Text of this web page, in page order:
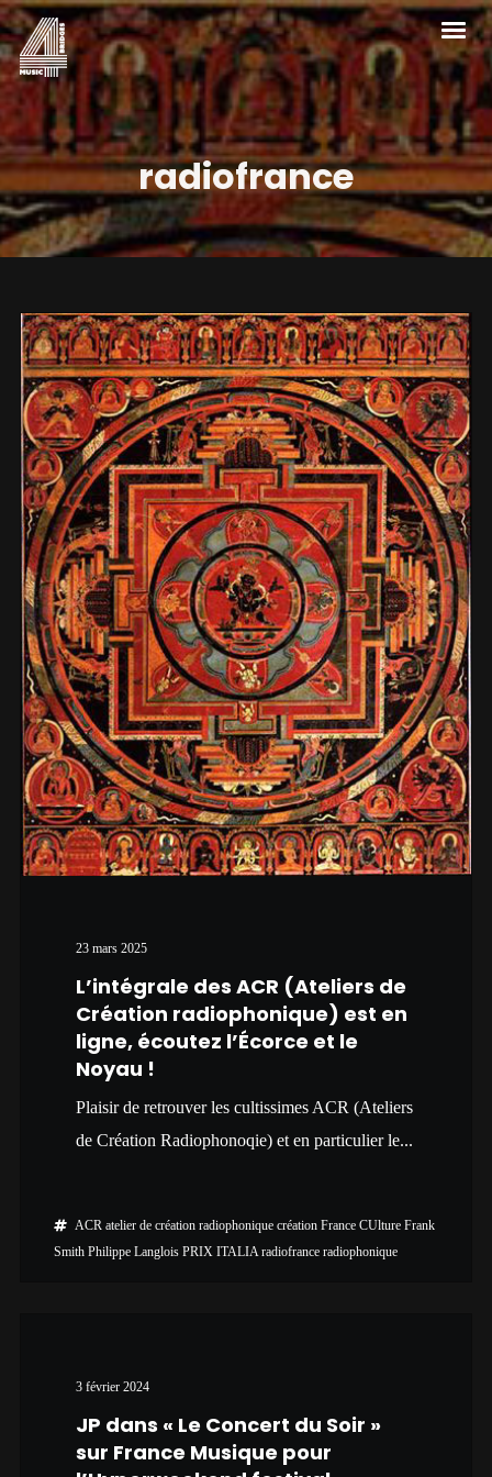
radiofrance
23 mars 2025
L’intégrale des ACR (Ateliers de
Création radiophonique) est en
ligne, écoutez l’Écorce et le
Noyau !
Plaisir de retrouver les cultissimes ACR (Ateliers
de Création Radiophonoqie) et en particulier le...
ACR atelier de création radiophonique création France CUlture Frank
Smith Philippe Langlois PRIX ITALIA radiofrance radiophonique
3 février 2024
JP dans « Le Concert du Soir »
sur France Musique pour